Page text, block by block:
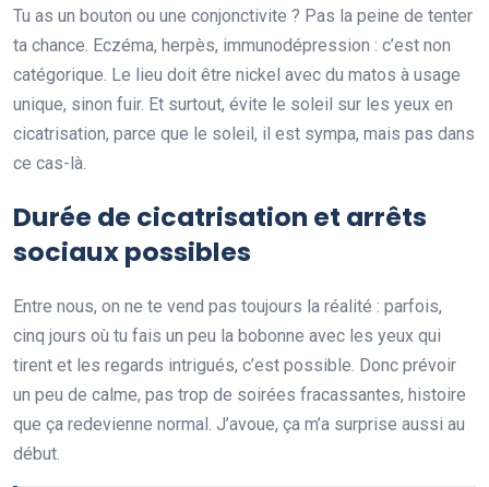
Tu as un bouton ou une conjonctivite ? Pas la peine de tenter
ta chance. Eczéma, herpès, immunodépression : c’est non
catégorique. Le lieu doit être nickel avec du matos à usage
unique, sinon fuir. Et surtout, évite le soleil sur les yeux en
cicatrisation, parce que le soleil, il est sympa, mais pas dans
ce cas-là.
Durée de cicatrisation et arrêts
sociaux possibles
Entre nous, on ne te vend pas toujours la réalité : parfois,
cinq jours où tu fais un peu la bobonne avec les yeux qui
tirent et les regards intrigués, c’est possible. Donc prévoir
un peu de calme, pas trop de soirées fracassantes, histoire
que ça redevienne normal. J’avoue, ça m’a surprise aussi au
début.